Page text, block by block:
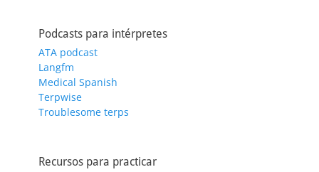
Podcasts para intérpretes
ATA podcast
Langfm
Medical Spanish
Terpwise
Troublesome terps
Recursos para practicar